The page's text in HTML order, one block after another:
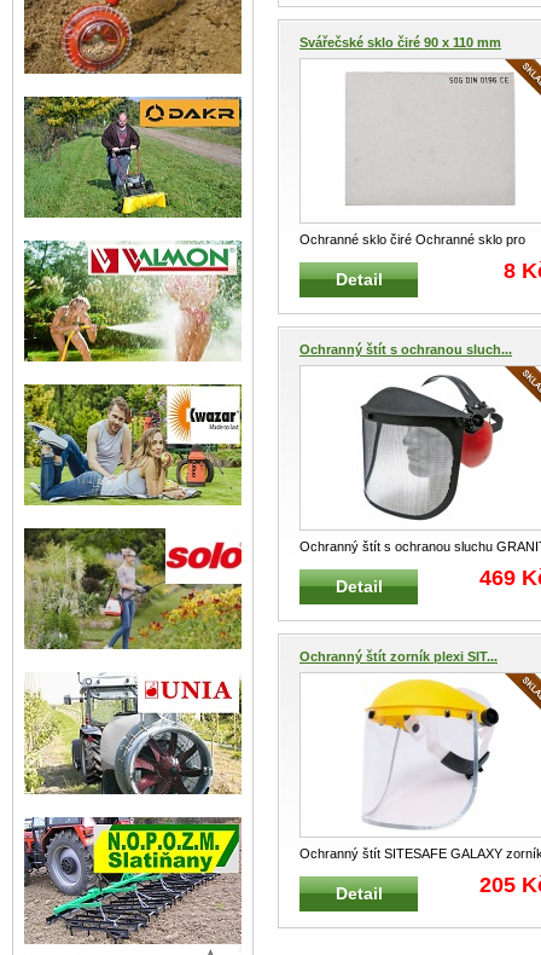
Svářečské sklo čiré 90 x 110 mm
Ochranné sklo čiré Ochranné sklo pro
svářečské štíty Odpuzuje odlét
Detail 8
Ochranný štít s ochranou sluch...
Ochranný štít s ochranou sluchu
zorník síťovaný Profesionální
...
Detail 469
Ochranný štít zorník plexi SIT...
Ochranný štít SITESAFE GALAXY
plexisklo, žlutý Profesionální š
...
Detail 205